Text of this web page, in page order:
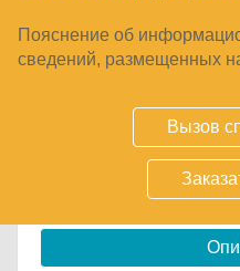
Пояснение об
сведений, размещенных
Вызов
4-10 дней
вытяжной; нерж. сталь